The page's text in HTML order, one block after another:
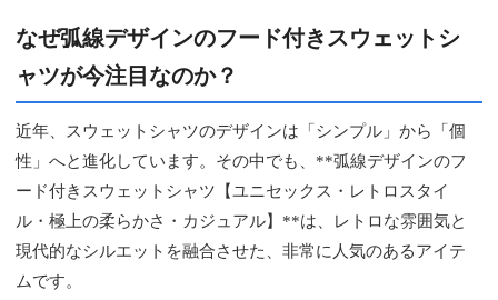
なぜ弧線デザインのフード付きスウェットシ
ャツが今注目なのか？
近年、スウェットシャツのデザインは「シンプル」から「個
性」へと進化しています。その中でも、**弧線デザインのフ
ード付きスウェットシャツ【ユニセックス・レトロスタイ
ル・極上の柔らかさ・カジュアル】**は、レトロな雰囲気と
現代的なシルエットを融合させた、非常に人気のあるアイテ
ムです。